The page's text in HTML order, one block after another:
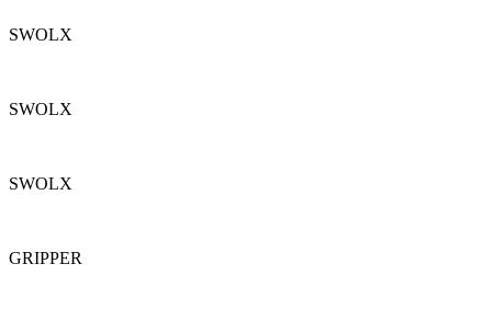
SWOLX
SWOLX
SWOLX
GRIPPER